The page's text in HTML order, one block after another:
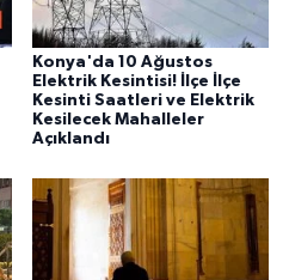
Konya'da 10 Ağustos
Elektrik Kesintisi! İlçe İlçe
Kesinti Saatleri ve Elektrik
Kesilecek Mahalleler
Açıklandı